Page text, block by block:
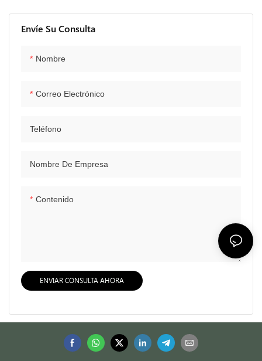
Envíe Su Consulta
Nombre
Correo Electrónico
Teléfono
Nombre De Empresa
Contenido
ENVIAR CONSULTA AHORA
Ratán Para Patio Y Jardín
Tela Impermeable